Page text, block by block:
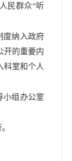
民群众“听
度纳入政府
开的重要内
科室和个人
小组办公室